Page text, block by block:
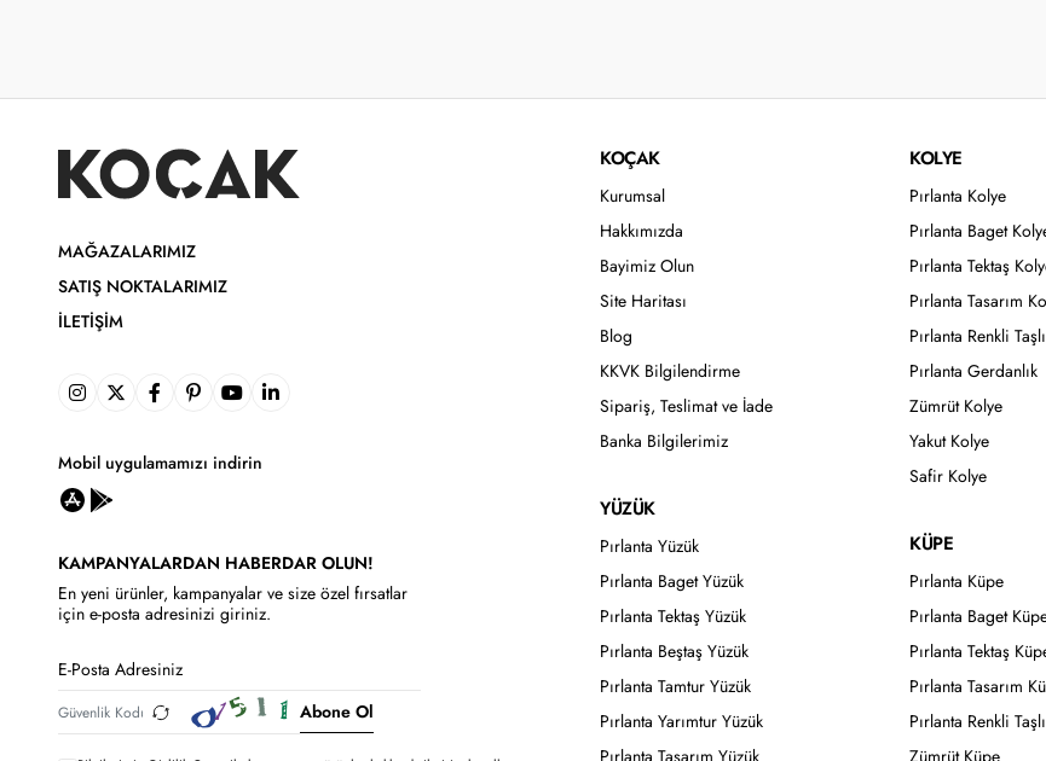
MAĞAZALARIMIZ
SATIŞ NOKTALARIMIZ
İLETIŞIM
Mobil uygulamamızı indirin
KAMPANYALARDAN HABERDAR OLUN!
En yeni ürünler, kampanyalar ve size özel fırsatlar
için e-posta adresinizi giriniz.
Abone Ol
KOÇAK
Kurumsal
Hakkımızda
Bayimiz Olun
Site Haritası
Blog
KKVK Bilgilendirme
Sipariş, Teslimat ve İade
Banka Bilgilerimiz
YÜZÜK
Pırlanta Yüzük
Pırlanta Baget Yüzük
Pırlanta Tektaş Yüzük
Pırlanta Beştaş Yüzük
Pırlanta Tamtur Yüzük
Pırlanta Yarımtur Yüzük
KOLYE
Pırlanta Kolye
Pırlanta Baget
Pırlanta Tektaş
Pırlanta Tasarım
Pırlanta Renkli
Pırlanta Gerdanlık
Zümrüt Kolye
Yakut Kolye
Safir Kolye
KÜPE
Pırlanta Küpe
Pırlanta Baget
Pırlanta Tektaş
Pırlanta Tasarım
Pırlanta Renkli